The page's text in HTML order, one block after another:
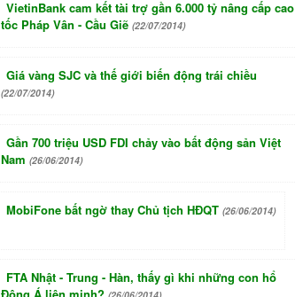
VietinBank cam kết tài trợ gần 6.000 tỷ nâng cấp cao
tốc Pháp Vân - Cầu Giẽ (22/07/2014)
Giá vàng SJC và thế giới biến động trái chiều
(22/07/2014)
Gần 700 triệu USD FDI chảy vào bất động sản Việt
Nam (26/06/2014)
MobiFone bất ngờ thay Chủ tịch HĐQT (26/06/2014)
FTA Nhật - Trung - Hàn, thấy gì khi những con hổ